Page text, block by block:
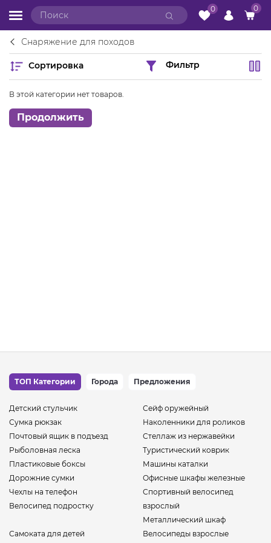
0 0
Снаряжение для походов
Сортировка Фильтр
В этой категории нет товаров.
Продолжить
ТОП Категории Города Предложения
Детский стульчик
Сумка рюкзак
Почтовый ящик в подъезд
Рыболовная леска
Пластиковые боксы
Дорожние сумки
Чехлы на телефон
Велосипед подростку
Сейф оружейный
Наколенники для роликов
Стеллаж из нержавейки
Туристический коврик
Машины каталки
Офисные шкафы железные
Спортивный велосипед
взрослый
Металлический шкаф
Самоката для детей
Велосипеды взрослые